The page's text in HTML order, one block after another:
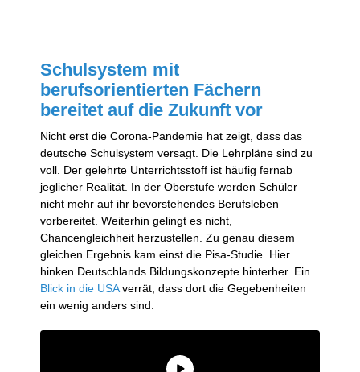
Schulsystem mit
berufsorientierten Fächern
bereitet auf die Zukunft vor
Nicht erst die Corona-Pandemie hat zeigt, dass das
deutsche Schulsystem versagt. Die Lehrpläne sind zu
voll. Der gelehrte Unterrichtsstoff ist häufig fernab
jeglicher Realität. In der Oberstufe werden Schüler
nicht mehr auf ihr bevorstehendes Berufsleben
vorbereitet. Weiterhin gelingt es nicht,
Chancengleichheit herzustellen. Zu genau diesem
gleichen Ergebnis kam einst die Pisa-Studie. Hier
hinken Deutschlands Bildungskonzepte hinterher. Ein
Blick in die USAverrät, dass dort die Gegebenheiten
ein wenig anders sind.